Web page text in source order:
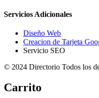
Servicios Adicionales
Diseño Web
Creacion de Tarjeta
Servicio SEO
© 2024 Directorio Todos los
Carrito